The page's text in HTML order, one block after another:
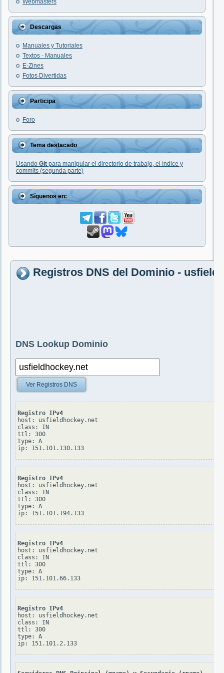
Webmasters
Descargas
Manuales y Tutoriales
Textos - Manuales
E-Zines
Fotos Divertidas
Participa
Foro
Tema destacado
Usando Git para manipular el directorio de trabajo, el índice y
commits (segunda parte)
Síguenos en:
Registros DNS del Dominio -
DNS Lookup Dominio
Ver Registros DNS
Registro IPv4
host: usfieldhockey.net
class: IN
ttl: 300
type: A
Registro IPv4
host: usfieldhockey.net
class: IN
ttl: 300
type: A
Registro IPv4
host: usfieldhockey.net
class: IN
ttl: 300
type: A
Registro IPv4
host: usfieldhockey.net
class: IN
ttl: 300
type: A